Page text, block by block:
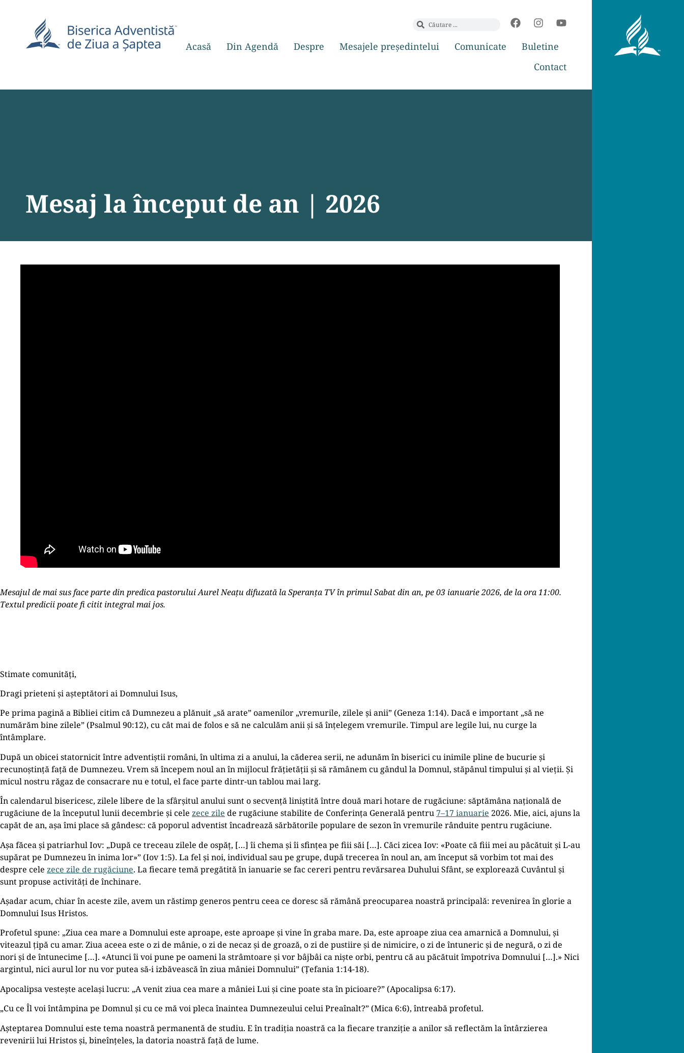
Acasă Din Agendă Despre Mesajele președintelui Comunicate
Buletine
Contact
Mesaj la început de an | 2026
Mesajul de mai sus face parte din predica pastorului Aurel Neațu difuzată la Speranța TV în primul Sabat din an, pe 03 ianuarie 2026, de la ora 11:00.
Textul predicii poate fi citit integral mai jos.
Stimate comunități,
Dragi prieteni și așteptători ai Domnului Isus,
Pe prima pagină a Bibliei citim că Dumnezeu a plănuit „să arate” oamenilor „vremurile, zilele și anii” (Geneza 1:14). Dacă e important „să ne
numărăm bine zilele” (Psalmul 90:12), cu cât mai de folos e să ne calculăm anii și să înțelegem vremurile. Timpul are legile lui, nu curge la
întâmplare.
După un obicei statornicit între adventiștii români, în ultima zi a anului, la căderea serii, ne adunăm în biserici cu inimile pline de bucurie și
recunoștință față de Dumnezeu. Vrem să începem noul an în mijlocul frățietății și să rămânem cu gândul la Domnul, stăpânul timpului și al vieții. Și
micul nostru răgaz de consacrare nu e totul, el face parte dintr-un tablou mai larg.
În calendarul bisericesc, zilele libere de la sfârșitul anului sunt o secvență liniștită între două mari hotare de rugăciune: săptămâna națională de
rugăciune de la începutul lunii decembrie și cele zece zile de rugăciune stabilite de Conferința Generală pentru 7–17 ianuarie 2026. Mie, aici, ajuns la
capăt de an, așa îmi place să gândesc: că poporul adventist încadrează sărbătorile populare de sezon în vremurile rânduite pentru rugăciune.
Așa făcea și patriarhul Iov: „După ce treceau zilele de ospăț, […] îi chema și îi sfințea pe fiii săi […]. Căci zicea Iov: «Poate că fiii mei au păcătuit și L-au
supărat pe Dumnezeu în inima lor»” (Iov 1:5). La fel și noi, individual sau pe grupe, după trecerea în noul an, am început să vorbim tot mai des
despre cele zece zile de rugăciune. La fiecare temă pregătită în ianuarie se fac cereri pentru revărsarea Duhului Sfânt, se explorează Cuvântul și
sunt propuse activități de închinare.
Așadar acum, chiar în aceste zile, avem un răstimp generos pentru ceea ce doresc să rămână preocuparea noastră principală: revenirea în glorie a
Domnului Isus Hristos.
Profetul spune: „Ziua cea mare a Domnului este aproape, este aproape și vine în graba mare. Da, este aproape ziua cea amarnică a Domnului, și
viteazul țipă cu amar. Ziua aceea este o zi de mânie, o zi de necaz și de groază, o zi de pustiire și de nimicire, o zi de întuneric și de negură, o zi de
nori și de întunecime […]. «Atunci îi voi pune pe oameni la strâmtoare și vor bâjbâi ca niște orbi, pentru că au păcătuit împotriva Domnului […].» Nici
argintul, nici aurul lor nu vor putea să-i izbăvească în ziua mâniei Domnului” (Țefania 1:14-18).
Apocalipsa vestește același lucru: „A venit ziua cea mare a mâniei Lui și cine poate sta în picioare?” (Apocalipsa 6:17).
„Cu ce Îl voi întâmpina pe Domnul și cu ce mă voi pleca înaintea Dumnezeului celui Preaînalt?” (Mica 6:6), întreabă profetul.
Așteptarea Domnului este tema noastră permanentă de studiu. E în tradiția noastră ca la fiecare tranziție a anilor să reflectăm la întârzierea
revenirii lui Hristos și, bineînțeles, la datoria noastră față de lume.